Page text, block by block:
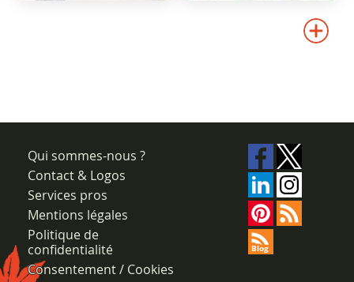
Qui sommes-nous ?
Contact & Logos
Services pros
Mentions légales
Politique de
confidentialité
Consentement / Cookies